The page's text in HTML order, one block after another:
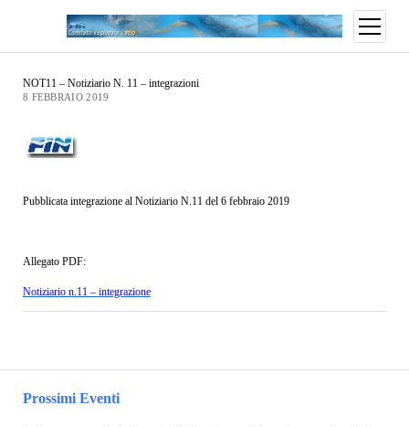
Prossimi Eventi
NOT11 – Notiziario N. 11 – integrazioni
8 FEBBRAIO 2019
Pubblicata integrazione al Notiziario N.11 del 6 febbraio 2019
Allegato PDF:
Notiziario n.11 – integrazione